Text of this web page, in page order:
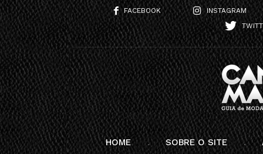
FACEBOOK
INSTAGRAM
HOME SOBRE O SITE